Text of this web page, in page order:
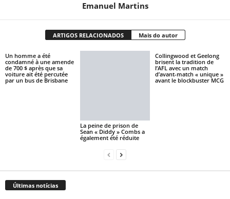
Emanuel Martins
ARTIGOS RELACIONADOS Mais do autor
Un homme a été
condamné à une amende
de 700 $ après que sa
voiture ait été percutée
par un bus de Brisbane
La peine de prison de
Sean « Diddy » Combs a
également été réduite
Collingwood et Geelong
brisent la tradition de
l’AFL avec un match
d’avant-match « unique »
avant le blockbuster MCG
Últimas notícias